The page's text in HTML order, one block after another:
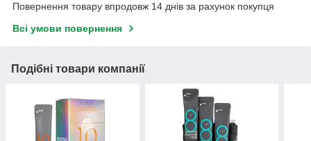
Повернення товару впродовж 14 днів за рахунок покупця
Всі умови повернення
Подібні товари компанії